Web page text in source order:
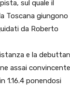
sul quale il
Toscana giungono
da Roberto
e la
assai convincente
1.16.4 ponendosi